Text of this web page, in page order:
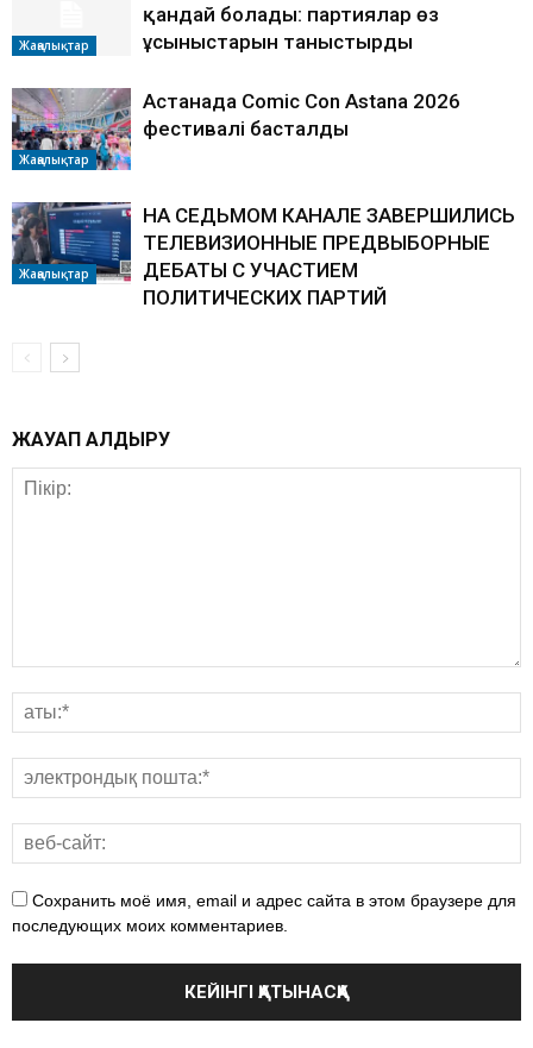
Жаңалықтар
қандай болады: партиялар өз
ұсыныстарын таныстырды
Жаңалықтар
Астанада Comic Con Astana 2026
фестивалі басталды
Жаңалықтар
НА СЕДЬМОМ КАНАЛЕ ЗАВЕРШИЛИСЬ
ТЕЛЕВИЗИОННЫЕ ПРЕДВЫБОРНЫЕ
ДЕБАТЫ С УЧАСТИЕМ
ПОЛИТИЧЕСКИХ ПАРТИЙ
ЖАУАП ҚАЛДЫРУ
Сохранить моё имя, email и адрес сайта в этом браузере для
последующих моих комментариев.